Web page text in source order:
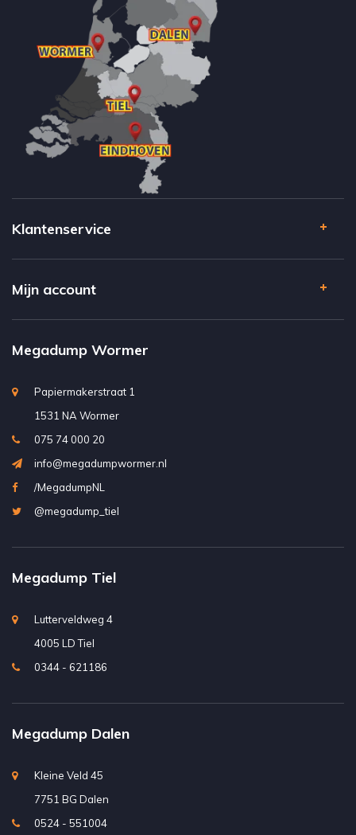
Klantenservice
Mijn account
Megadump Wormer
Papiermakerstraat 1
1531 NA Wormer
075 74 000 20
info@megadumpwormer.nl
/MegadumpNL
@megadump_tiel
Megadump Tiel
Lutterveldweg 4
4005 LD Tiel
0344 - 621186
Megadump Dalen
Kleine Veld 45
7751 BG Dalen
0524 - 551004